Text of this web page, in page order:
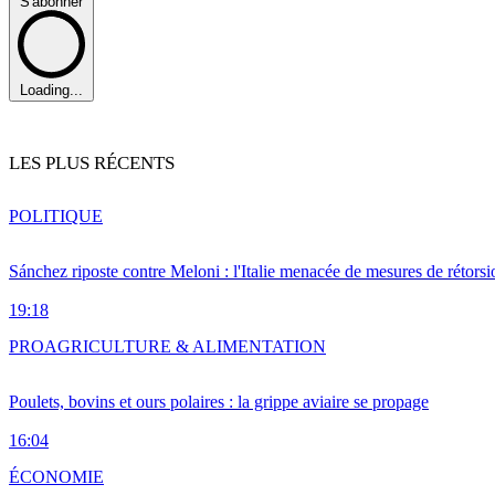
Loading...
LES PLUS RÉCENTS
Sánchez riposte contre Meloni : l'Italie menacée de mesures de
19:18
POLITIQUE
Poulets, bovins et ours polaires : la grippe aviaire se propage
16:04
PROAGRICULTURE & ALIMENTATION
ÉCONOMIE